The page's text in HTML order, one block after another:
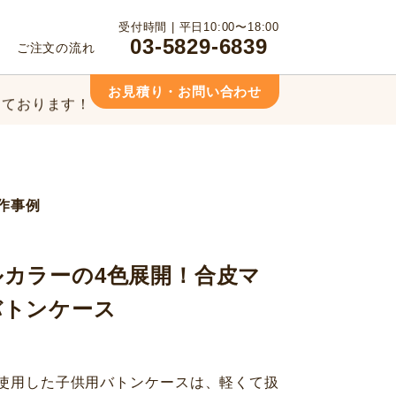
お見積り・お問い合わせ
ご注文の流れ
受付時間 | 平日10:00〜18:00
03-5829-6839
談ください！
おります！
事例
ラーの4色展開！合皮マ
ンケース
用した子供用バトンケースは、軽くて扱